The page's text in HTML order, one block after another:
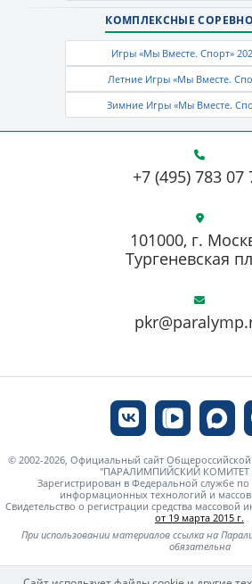
КОМПЛЕКСНЫЕ
Игры «Мы Вместе. Спорт»
Летние Игры «Мы Вместе.
Зимние Игры «Мы Вместе.
+7 (495) 783 07
101000, г.
Тургеневская
© 2002-2026, Официальный сайт
"ПАРАЛИМПИЙСКИЙ КОМИТЕТ
Зарегистрирован в Федеральной службе по
информационных технологий и
Свидетельство о регистрации средства массовой
от 19 марта 2015 г.
При использовании материалов ссылка на
обязательна